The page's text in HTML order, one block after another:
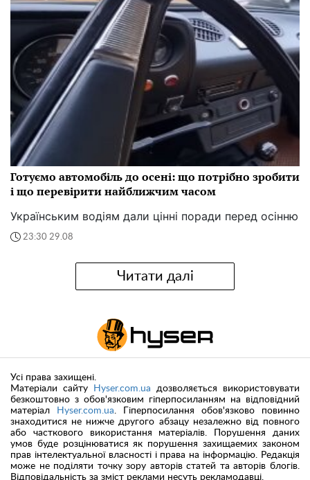
Готуємо автомобіль до осені: що потрібно зробити
і що перевірити найближчим часом
Українським водіям дали цінні поради перед осінню
23:30 29.08
Читати далі
Усі права захищені.
Матеріали сайту
Hyser.com.ua дозволяється використовувати
безкоштовно з обов'язковим гіперпосиланням на відповідний
матеріал
Hyser.com.ua. Гіперпосилання обов'язково повинно
знаходитися не нижче другого абзацу незалежно від повного
або часткового використання матеріалів. Порушення даних
умов буде розцінюватися як порушення захищаемих законом
прав інтелектуальної власності і права на інформацію. Редакція
може не поділяти точку зору авторів статей та авторів блогів.
Відповідальність за зміст реклами несуть рекламодавці.